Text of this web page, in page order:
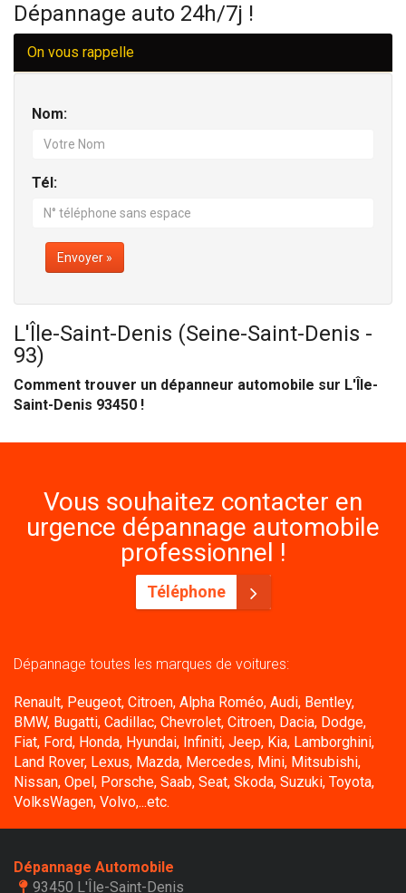
Dépannage auto 24h/7j !
On vous rappelle
Nom:
Tél:
Envoyer »
L'Île-Saint-Denis (Seine-Saint-Denis -
93)
Comment trouver un dépanneur automobile sur L'Île-
Saint-Denis 93450 !
Vous souhaitez contacter en
urgence dépannage automobile
professionnel !
Téléphone
Dépannage toutes les marques de voitures:
Renault, Peugeot, Citroen, Alpha Roméo, Audi, Bentley,
BMW, Bugatti, Cadillac, Chevrolet, Citroen, Dacia, Dodge,
Fiat, Ford, Honda, Hyundai, Infiniti, Jeep, Kia, Lamborghini,
Land Rover, Lexus, Mazda, Mercedes, Mini, Mitsubishi,
Nissan, Opel, Porsche, Saab, Seat, Skoda, Suzuki, Toyota,
VolksWagen, Volvo,...etc.
Dépannage Automobile
93450 L'Île-Saint-Denis